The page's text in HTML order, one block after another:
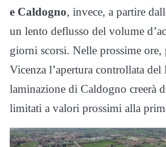
e Caldogno, invece, a partire
un lento deflusso del volume
giorni scorsi. Nelle prossime
Vicenza l’apertura controllata
laminazione di Caldogno creerà
limitati a valori prossimi alla